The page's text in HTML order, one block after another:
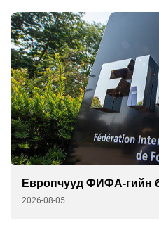
Европчууд ФИФА-гийн
2026-08-05